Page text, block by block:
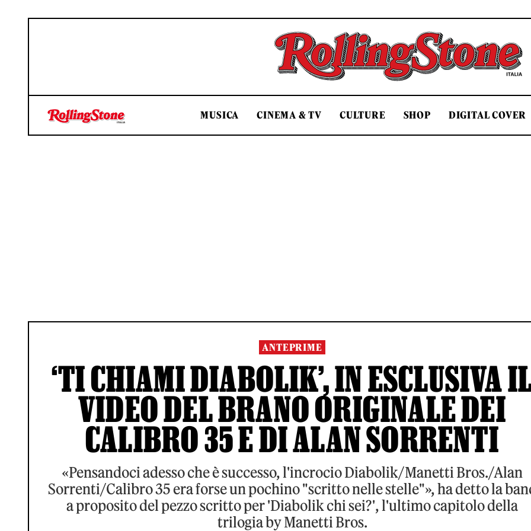
Rolling Stone Italia
MUSICA CINEMA & TV CULTURE SHOP DIGITAL COVER
ANTEPRIME
‘TI CHIAMI DIABOLIK’, IN ESCLUSIVA
VIDEO DEL BRANO ORIGINALE DEI
CALIBRO 35 E DI ALAN SORRENTI
«Pensandoci adesso che è successo, l'incrocio Diabolik/Manetti Bros./Alan
Sorrenti/Calibro 35 era forse un pochino "scritto nelle stelle"», ha detto la
a proposito del pezzo scritto per 'Diabolik chi sei?', l'ultimo capitolo della
trilogia by Manetti Bros.